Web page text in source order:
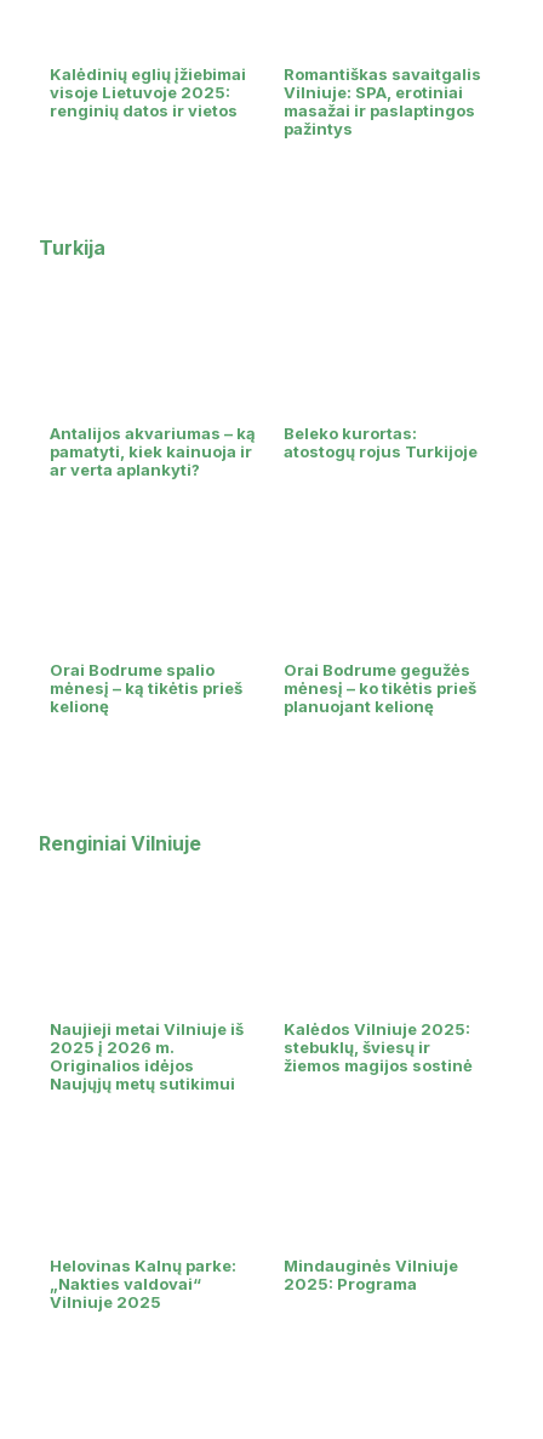
Kalėdinių eglių įžiebimai
visoje Lietuvoje 2025:
renginių datos ir vietos
Romantiškas savaitgalis
Vilniuje: SPA, erotiniai
masažai ir paslaptingos
pažintys
Turkija
Antalijos akvariumas – ką
pamatyti, kiek kainuoja ir
ar verta aplankyti?
Beleko kurortas:
atostogų rojus Turkijoje
Orai Bodrume spalio
mėnesį – ką tikėtis prieš
kelionę
Orai Bodrume gegužės
mėnesį – ko tikėtis prieš
planuojant kelionę
Renginiai Vilniuje
Naujieji metai Vilniuje iš
2025 į 2026 m.
Originalios idėjos
Naujųjų metų sutikimui
Kalėdos Vilniuje 2025:
stebuklų, šviesų ir
žiemos magijos sostinė
Helovinas Kalnų parke:
„Nakties valdovai“
Vilniuje 2025
Mindauginės Vilniuje
2025: Programa